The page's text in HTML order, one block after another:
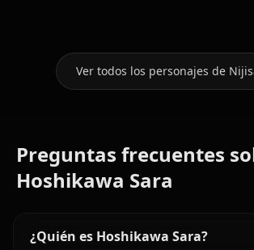
Ver todos los personajes de
Preguntas frecuentes
Hoshikawa Sara
¿Quién es Hoshikawa Sara?